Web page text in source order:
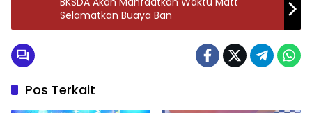
Selamatkan Buaya Ban
Pos Terkait